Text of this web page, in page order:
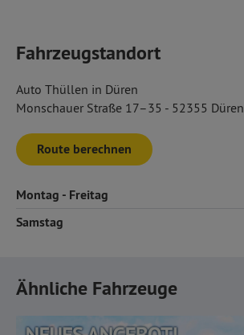
Fahrzeugstandort
Auto Thüllen in Düren
Monschauer Straße 17–35 - 52355 Düren
Route berechnen
Montag - Freitag
Samstag
Ähnliche Fahrzeuge